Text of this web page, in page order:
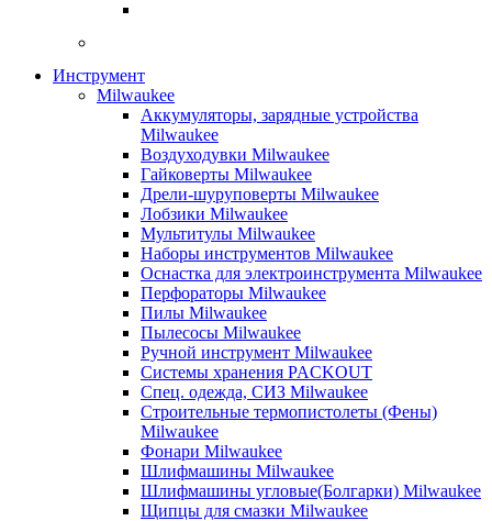
Инструмент
Milwaukee
Аккумуляторы, зарядные устройства
Milwaukee
Воздуходувки Milwaukee
Гайковерты Milwaukee
Дрели-шуруповерты Milwaukee
Лобзики Milwaukee
Мультитулы Milwaukee
Наборы инструментов Milwaukee
Оснастка для электроинструмента Milwaukee
Перфораторы Milwaukee
Пилы Milwaukee
Пылесосы Milwaukee
Ручной инструмент Milwaukee
Системы хранения PACKOUT
Спец. одежда, СИЗ Milwaukee
Строительные термопистолеты (Фены)
Milwaukee
Фонари Milwaukee
Шлифмашины Milwaukee
Шлифмашины угловые(Болгарки) Milwaukee
Щипцы для смазки Milwaukee